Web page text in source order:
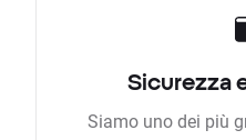
Sicurezza
Siamo uno dei più